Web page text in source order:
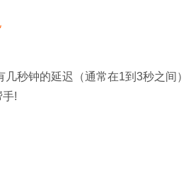
秒钟的延迟（通常在1到3秒之间
!